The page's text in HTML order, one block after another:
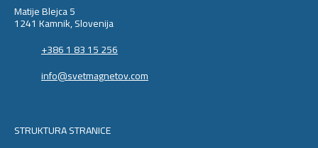
Matije Blejca 5
1241 Kamnik, Slovenija
+386 1 83 15 256
info@svetmagnetov.com
STRUKTURA STRANICE